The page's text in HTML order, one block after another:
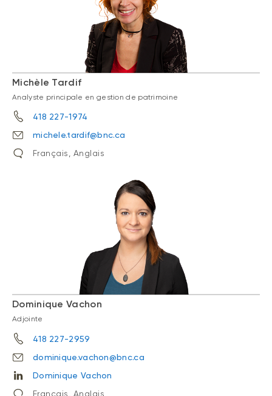
Michèle Tardif
Analyste principale en gestion de patrimoine
418 227-1974
michele.tardif@bnc.ca
Français, Anglais
Dominique Vachon
Adjointe
418 227-2959
dominique.vachon@bnc.ca
Dominique Vachon
Français, Anglais